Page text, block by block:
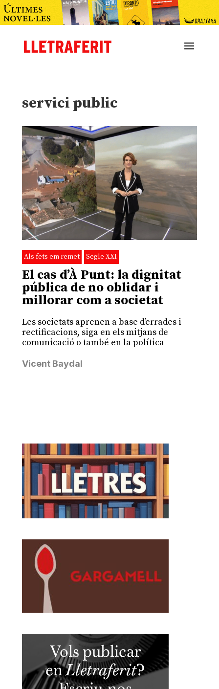
servici public
Als fets em remet Segle XXI
El cas d’À Punt: la dignitat
pública de no oblidar i
millorar com a societat
Les societats aprenen a base d’errades i
rectificacions, siga en els mitjans de
comunicació o també en la política
Vicent Baydal